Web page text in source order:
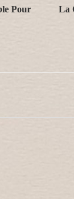
Pour
La